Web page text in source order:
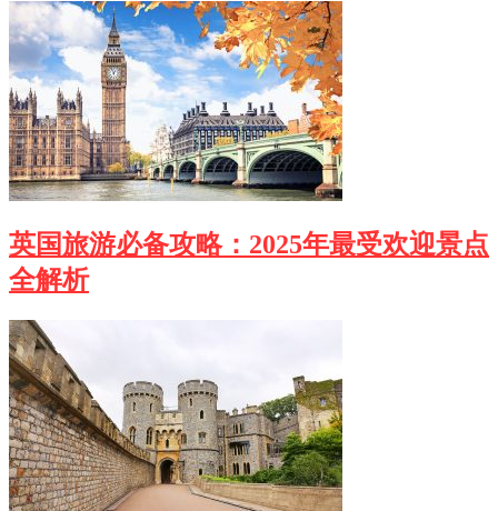
英国旅游必备攻略：2025年最受欢迎景点
全解析